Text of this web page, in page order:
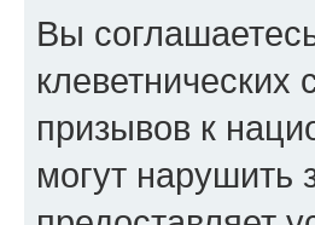
Вы
призывов к
могут нарушить